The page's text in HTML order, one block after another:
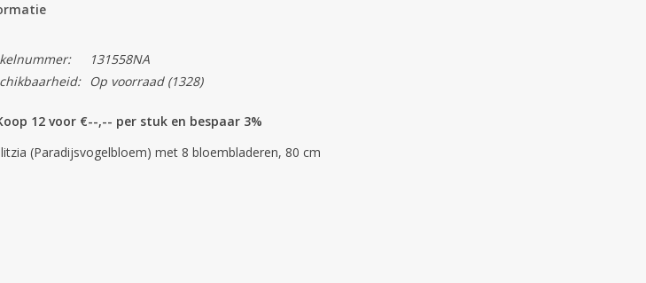
131558NA
Op voorraad(1328)
12 voor €--,-- per stuk en bespaar 3%
(Paradijsvogelbloem) met 8 bloembladeren, 80 cm